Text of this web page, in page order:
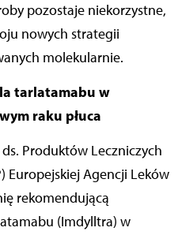
pozostaje niekorzystne,
nowych strategii
molekularnie.
tarlatamabu w
raku płuca
Produktów Leczniczych
Europejskiej Agencji Leków
rekomendującą
(Imdylltra) w